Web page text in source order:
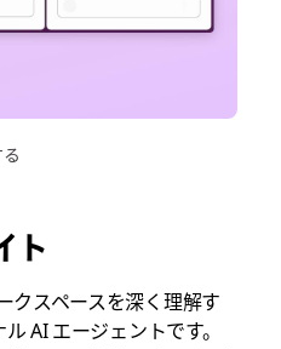
ト
クスペースを深く理解す
AI エージェントです。